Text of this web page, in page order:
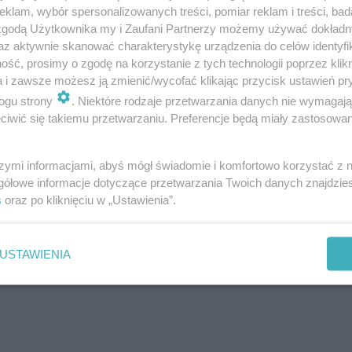
dziwić uważnego obserwatora. Najwięcej donosów
ich 7146. Komenda Wojewódzka Policji we
Zaś 3003 donosów to wynik Komendy
na policję? Jak się okazuje w tej kategorii prym
Najmniej zgłoszeń otrzymała Komenda
Wojewódzka Policji w Rzeszowie – 419. Na trzecim
w Białymstoku - 512.
wybór spersonalizowanych treści, pomiar reklam i treści,
Użytkownika my i Zaufani Partnerzy możemy używać
aktywnie skanować charakterystykę urządzenia do celów
prosimy o zgodę na korzystanie z tych technologii poprzez
i zawsze możesz ją zmienić/wycofać klikając przycisk ustawień
strony
. Niektóre rodzaje przetwarzania danych nie
się takiemu przetwarzaniu. Preferencje będą miały
informacjami, abyś mógł świadomie i komfortowo korzystać z
informacje dotyczące przetwarzania Twoich danych
oraz po kliknięciu w „Ustawienia”.
USTAWIENIA